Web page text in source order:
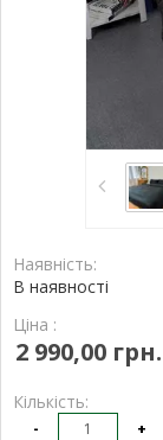
Наявність:
В наявності
Ціна :
2 990,00 грн.
Кількість:
- +